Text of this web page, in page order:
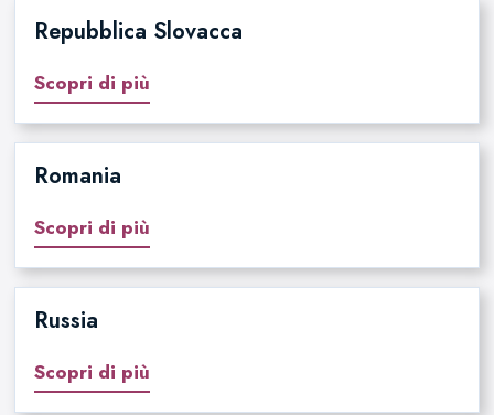
Repubblica Slovacca
Scopri di più
Romania
Scopri di più
Russia
Scopri di più